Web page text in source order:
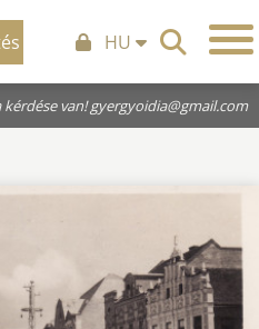
HU
van!gyergyoidia@gmail.com